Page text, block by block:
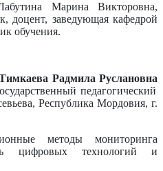
Марина Викторовна,
доцент, заведующая кафедрой
обучения.
Радмила Руслановна
педагогический
Республика Мордовия, г.
методы мониторинга
цифровых технологий и